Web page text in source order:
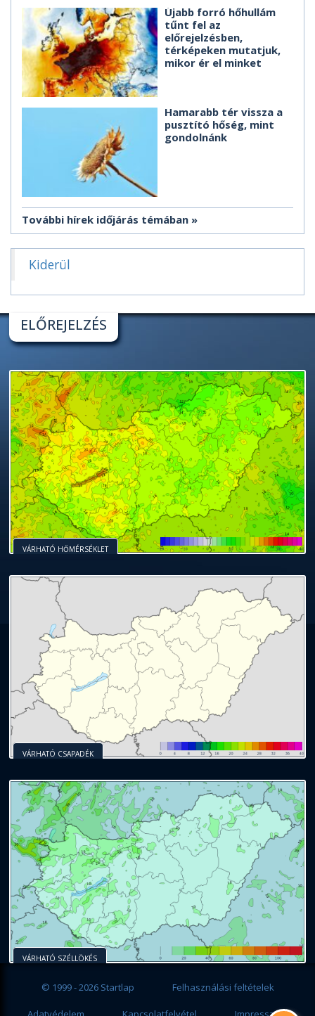
Újabb forró hőhullám
tűnt fel az
előrejelzésben,
térképeken mutatjuk,
mikor ér el minket
Hamarabb tér vissza a
pusztító hőség, mint
gondolnánk
További hírek időjárás témában
Kiderül
ELŐREJELZÉS
VÁRHATÓ HŐMÉRSÉKLET
VÁRHATÓ CSAPADÉK
VÁRHATÓ SZÉLLÖKÉS
© 1999 - 2026 Startlap Felhasználási feltételek